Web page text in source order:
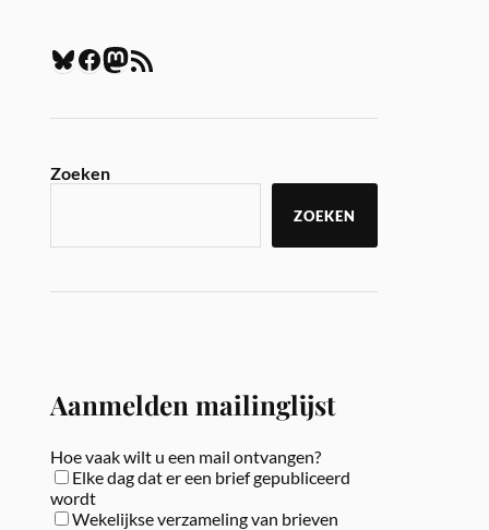
Zoeken
ZOEKEN
Aanmelden mailinglijst
Hoe vaak wilt u een mail ontvangen?
Elke dag dat er een brief gepubliceerd
wordt
Wekelijkse verzameling van brieven